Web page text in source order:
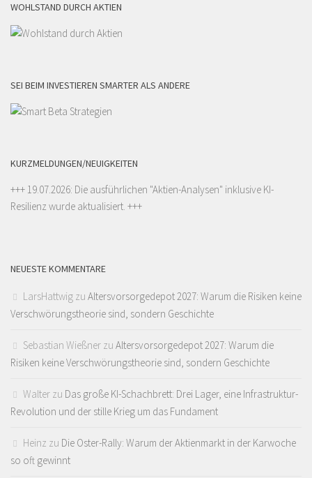
WOHLSTAND DURCH AKTIEN
SEI BEIM INVESTIEREN SMARTER ALS ANDERE
KURZMELDUNGEN/NEUIGKEITEN
+++ 19.07.2026: Die ausführlichen "Aktien-Analysen" inklusive KI-
Resilienz wurde aktualisiert. +++
NEUESTE KOMMENTARE
LarsHattwig zu Altersvorsorgedepot 2027: Warum die Risiken keine
Verschwörungstheorie sind, sondern Geschichte
Sebastian Wießner zu Altersvorsorgedepot 2027: Warum die
Risiken keine Verschwörungstheorie sind, sondern Geschichte
Walter zu Das große KI-Schachbrett: Drei Lager, eine Infrastruktur-
Revolution und der stille Krieg um das Fundament
Heinz zu Die Oster-Rally: Warum der Aktienmarkt in der Karwoche
so oft gewinnt